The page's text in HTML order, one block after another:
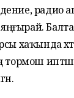
радио
хаҡында
тормош иптәше,